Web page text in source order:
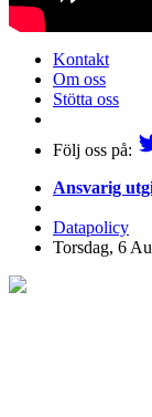
Kontakt
Om oss
Stötta oss
Följ oss på:
Ansvarig
Datapolicy
Torsdag, 6